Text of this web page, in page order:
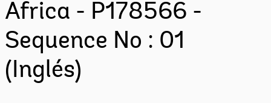
Africa - P178566 -
Sequence No : 01
(Inglés)